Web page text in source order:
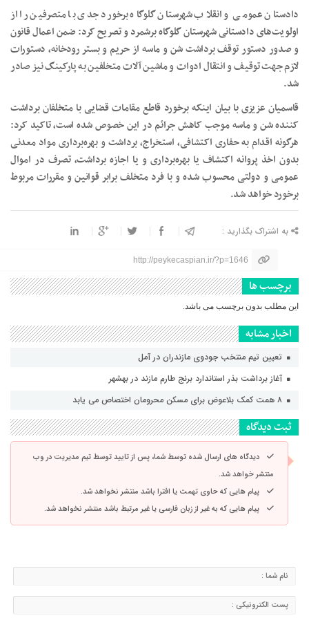
دادستان عمومی و انقلاب شهرستان گلوگاه برخورد جدی با متصرفین را از
اولویت‌های دادستانی شهرستان گلوگاه برشمرد و تصریح کرد: ضمن اعمال قانون
و صدور دستور توقف برداشت شن و ماسه از حریم و بستر رودخانه، دستورات
لازم جهت توقیف و انتقال ادوات و ماشین آلات متخلفین به پارکینگ نیز صادر
شد.
قاسمیان عزیزی با بیان اینکه برخورد قاطع مقامات قضایی با متخلفان برداشت
کننده شن و ماسه موجب کاهش جرائم در این خصوص شده است، تاکید کرد:
هرگونه اقدام به حفاری اکتشافی، استخراج، برداشت و بهره‌برداری مواد معدنی
بدون اخذ پروانه اکتشاف یا بهره‌برداری و یا اجازه برداشت، تصرف در اموال
عمومی و دولتی محسوب شده و با فرد متخلف برابر قوانین و مقررات مربوط
برخورد خواهد شد.
به اشتراک بگذارید :
http://peykecaspian.ir/?p=1646
برچسب ها
این مطلب بدون برچسب می باشد.
اخبار مشابه
تعیین تیم منتخب جودوی مازندران در آمل
آغاز برداشت بذر استاندارد برنج طارم مازند در بهشهر
ثبت دیدگاه
دیدگاه های ارسال شده توسط شما، پس از تایید توسط تیم مدیریت در وب
منتشر خواهد شد.
پیام هایی که حاوی تهمت یا افترا باشد منتشر نخواهد شد.
پیام هایی که به غیر از زبان فارسی یا غیر مرتبط باشد منتشر نخواهد شد.